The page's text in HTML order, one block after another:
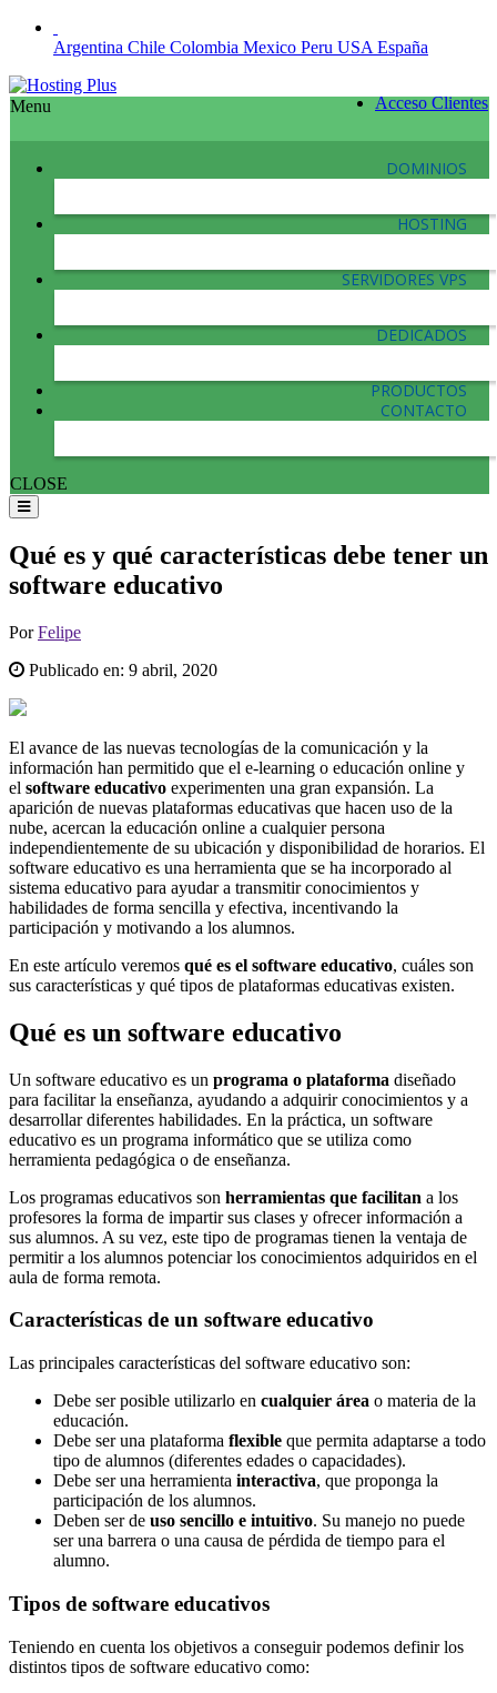
Argentina Chile Colombia Mexico Peru USA España
Acceso Clientes
Menu
DOMINIOS
HOSTING
SERVIDORES VPS
DEDICADOS
PRODUCTOS
CONTACTO
CLOSE
Qué es y qué características debe tener un
software educativo
PorFelipe
Publicado en: 9 abril, 2020
El avance de las nuevas tecnologías de la comunicación y la
información han permitido que el e-learning o educación online y
el software educativo experimenten una gran expansión. La
aparición de nuevas plataformas educativas que hacen uso de la
nube, acercan la educación online a cualquier persona
independientemente de su ubicación y disponibilidad de horarios. El
software educativo es una herramienta que se ha incorporado al
sistema educativo para ayudar a transmitir conocimientos y
habilidades de forma sencilla y efectiva, incentivando la
participación y motivando a los alumnos.
En este artículo veremos qué es el software educativo, cuáles son
sus características y qué tipos de plataformas educativas existen.
Qué es un software educativo
Un software educativo es un programa o plataforma diseñado
para facilitar la enseñanza, ayudando a adquirir conocimientos y a
desarrollar diferentes habilidades. En la práctica, un software
educativo es un programa informático que se utiliza como
herramienta pedagógica o de enseñanza.
Los programas educativos son herramientas que facilitan a los
profesores la forma de impartir sus clases y ofrecer información a
sus alumnos. A su vez, este tipo de programas tienen la ventaja de
permitir a los alumnos potenciar los conocimientos adquiridos en el
aula de forma remota.
Características de un software educativo
Las principales características del software educativo son:
Debe ser posible utilizarlo en cualquier área o materia de la
educación.
Debe ser una plataforma flexible que permita adaptarse a todo
tipo de alumnos (diferentes edades o capacidades).
Debe ser una herramienta interactiva, que proponga la
participación de los alumnos.
Deben ser de uso sencillo e intuitivo. Su manejo no puede
ser una barrera o una causa de pérdida de tiempo para el
alumno.
Tipos de software educativos
Teniendo en cuenta los objetivos a conseguir podemos definir los
distintos tipos de software educativo como: